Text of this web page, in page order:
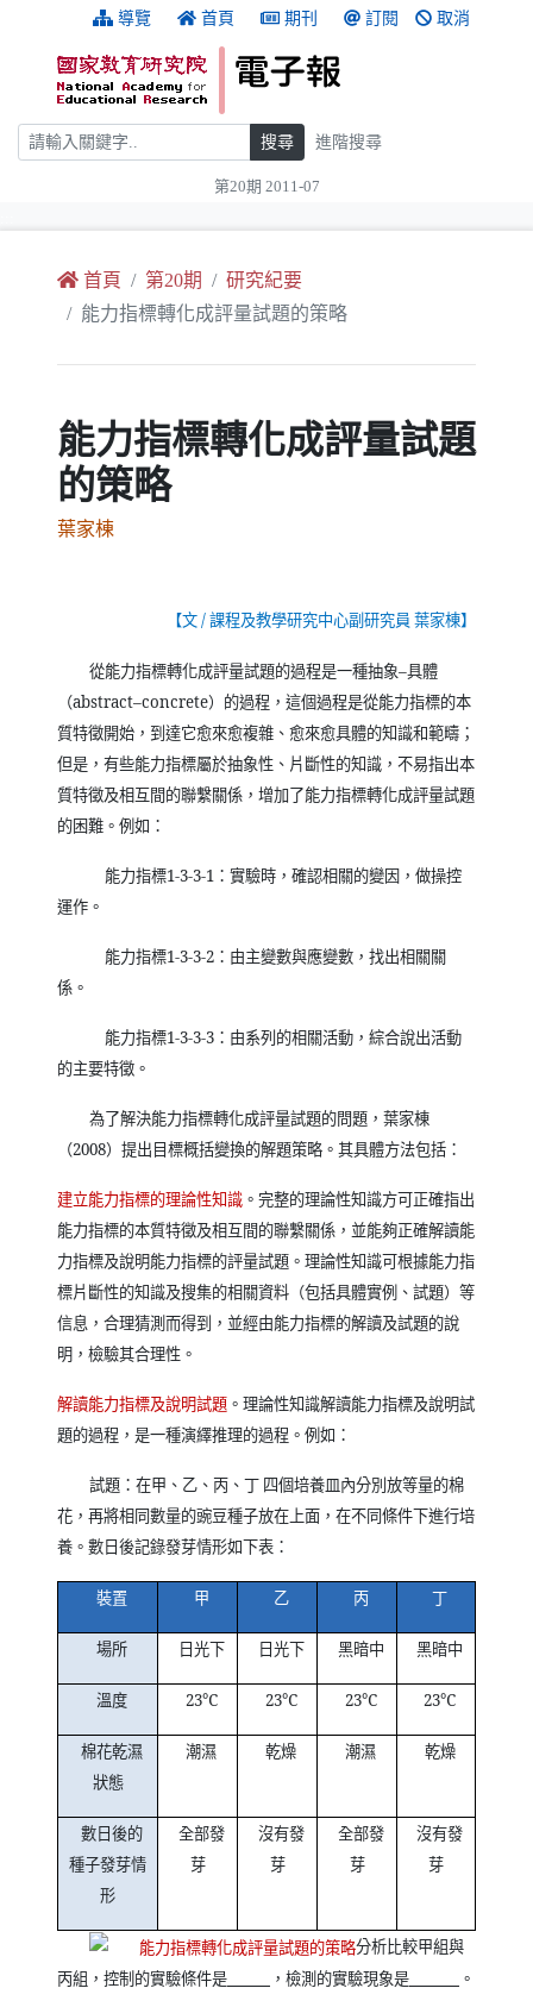
跳到主要內容 導覽 首頁 期刊 訂閱 取消
搜尋 搜尋 進階搜尋
第20期 2011-07
首頁 第20期
研究紀要
能力指標轉化成評量試題的策略
能力指標轉化成評量試題
的策略
葉家棟
【文/課程及教學研究中心副研究員 葉家棟】
從能力指標轉化成評量試題的過程是一種抽象–具體
（abstract–concrete）的過程，這個過程是從能力指標的本
質特徵開始，到達它愈來愈複雜、愈來愈具體的知識和範疇；
但是，有些能力指標屬於抽象性、片斷性的知識，不易指出本
質特徵及相互間的聯繫關係，增加了能力指標轉化成評量試題
的困難。例如：
能力指標1-3-3-1 ：實驗時，確認相關的變因，做操控
運作。
能力指標1-3-3-2 ：由主變數與應變數，找出相關關
係。
能力指標1-3-3-3 ：由系列的相關活動，綜合說出活動
的主要特徵。
為了解決能力指標轉化成評量試題的問題，葉家棟
（2008）提出目標概括變換的解題策略。其具體方法包括：
建立能力指標的理論性知識 。完整的理論性知識方可正確指出
能力指標的本質特徵及相互間的聯繫關係，並能夠正確解讀能
力指標及說明能力指標的評量試題。理論性知識可根據能力指
標片斷性的知識及搜集的相關資料（包括具體實例、試題）等
信息，合理猜測而得到，並經由能力指標的解讀及試題的說
明，檢驗其合理性。
解讀能力指標及說明試題 。理論性知識解讀能力指標及說明試
題的過程，是一種演繹推理的過程。例如：
試題：在甲、乙、丙、丁 四個培養皿內分別放等量的棉
花，再將相同數量的豌豆種子放在上面，在不同條件下進行培
養。數日後記錄發芽情形如下表：
裝置 甲 乙 丙 丁
場所 日光下 日光下 黑暗中 黑暗中
溫度 23℃ 23℃ 23℃ 23℃
棉花乾濕
狀態
潮濕 乾燥 潮濕 乾燥
數日後的
種子發芽情
形
全部發
芽
沒有發
芽
全部發
芽
沒有發
芽
分析比較甲組與
丙組，控制的實驗條件是
，檢測的實驗現象是 。